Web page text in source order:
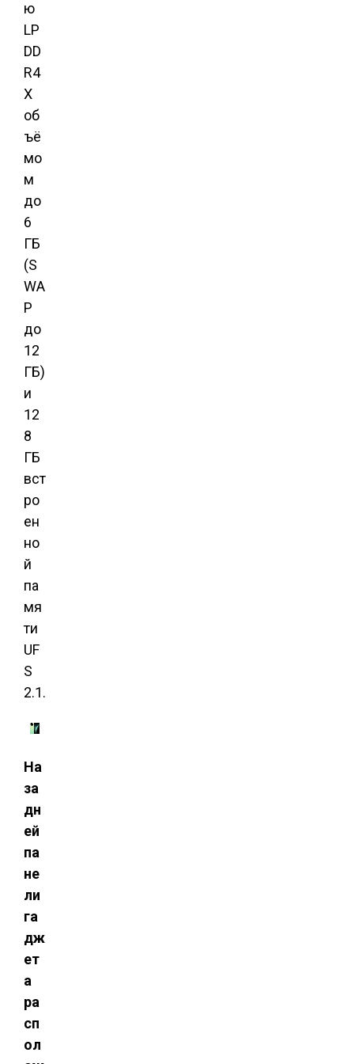
ю
LP
DD
R4
X
об
ъё
мо
м
до
6
ГБ
(S
WA
P
до
12
ГБ)
и
12
8
ГБ
вст
ро
ен
но
й
па
мя
ти
UF
S
2.1.
На
за
дн
ей
па
не
ли
га
дж
ет
а
ра
сп
ол